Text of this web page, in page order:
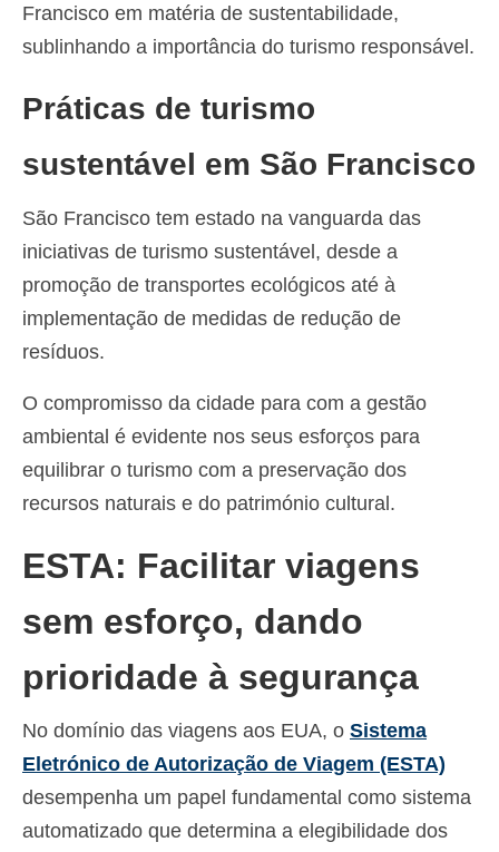
Francisco em matéria de sustentabilidade,
sublinhando a importância do turismo responsável.
Práticas de turismo
sustentável em São Francisco
São Francisco tem estado na vanguarda das
iniciativas de turismo sustentável, desde a
promoção de transportes ecológicos até à
implementação de medidas de redução de
resíduos.
O compromisso da cidade para com a gestão
ambiental é evidente nos seus esforços para
equilibrar o turismo com a preservação dos
recursos naturais e do património cultural.
ESTA: Facilitar viagens
sem esforço, dando
prioridade à segurança
No domínio das viagens aos EUA, o Sistema
Eletrónico de Autorização de Viagem (ESTA)
desempenha um papel fundamental como sistema
automatizado que determina a elegibilidade dos